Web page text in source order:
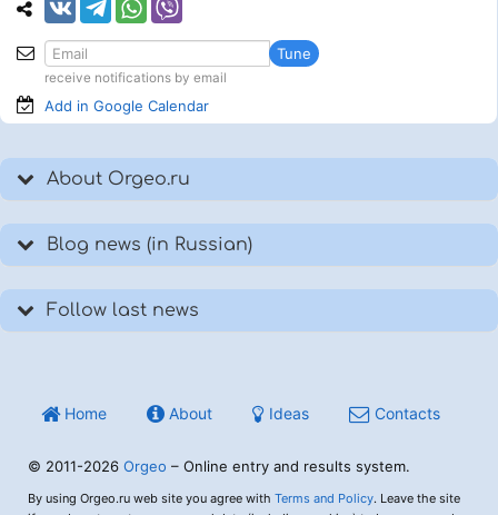
Tune
receive notifications by email
Add in Google Calendar
About Orgeo.ru
Blog news (in Russian)
Follow last news
Home About Ideas Contacts
© 2011-2026 Orgeo – Online entry and results system.
By using Orgeo.ru web site you agree with Terms and Policy. Leave the site